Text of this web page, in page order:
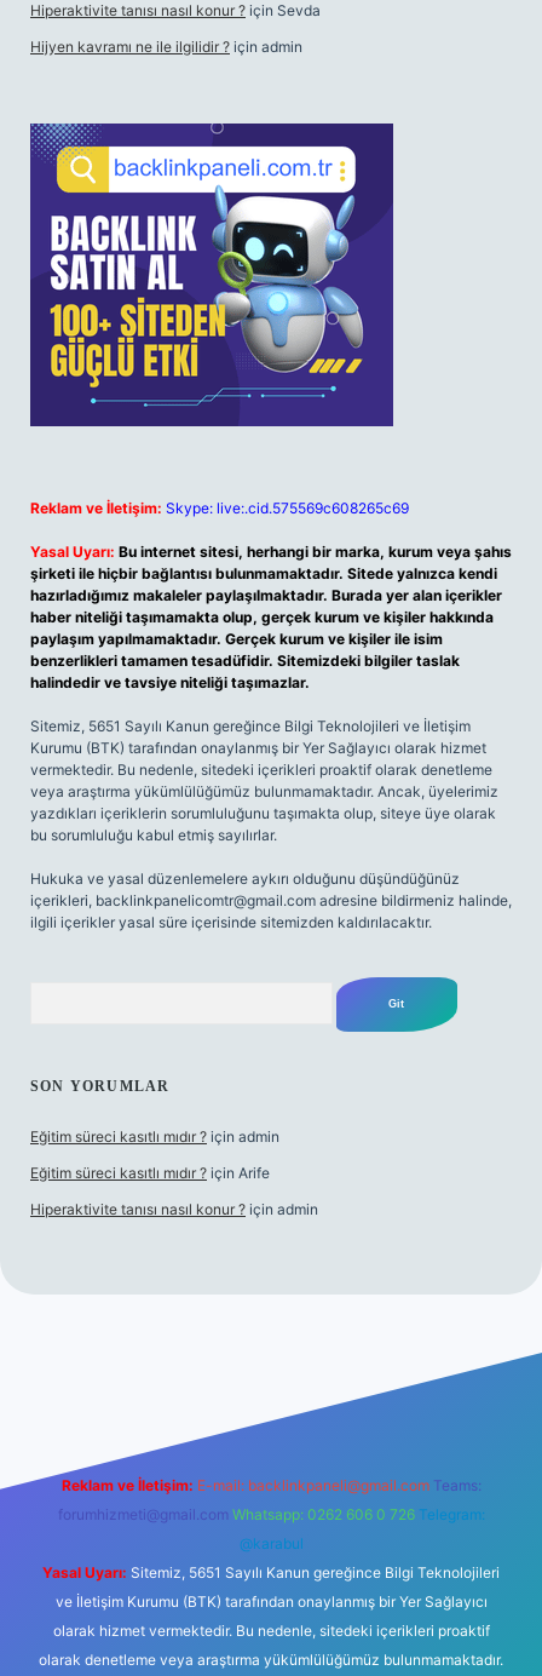
Hiperaktivite tanısı nasıl konur ? için Sevda
Hijyen kavramı ne ile ilgilidir ? için admin
Reklam ve İletişim: Skype: live:.cid.575569c608265c69
Yasal Uyarı: Bu internet sitesi, herhangi bir marka, kurum veya şahıs
şirketi ile hiçbir bağlantısı bulunmamaktadır. Sitede yalnızca kendi
hazırladığımız makaleler paylaşılmaktadır. Burada yer alan içerikler
haber niteliği taşımamakta olup, gerçek kurum ve kişiler hakkında
paylaşım yapılmamaktadır. Gerçek kurum ve kişiler ile isim
benzerlikleri tamamen tesadüfidir. Sitemizdeki bilgiler taslak
halindedir ve tavsiye niteliği taşımazlar.
Sitemiz, 5651 Sayılı Kanun gereğince Bilgi Teknolojileri ve İletişim
Kurumu (BTK) tarafından onaylanmış bir Yer Sağlayıcı olarak hizmet
vermektedir. Bu nedenle, sitedeki içerikleri proaktif olarak denetleme
veya araştırma yükümlülüğümüz bulunmamaktadır. Ancak, üyelerimiz
yazdıkları içeriklerin sorumluluğunu taşımakta olup, siteye üye olarak
bu sorumluluğu kabul etmiş sayılırlar.
Hukuka ve yasal düzenlemelere aykırı olduğunu düşündüğünüz
içerikleri, backlinkpanelicomtr@gmail.com adresine bildirmeniz halinde,
ilgili içerikler yasal süre içerisinde sitemizden kaldırılacaktır.
SON YORUMLAR
Eğitim süreci kasıtlı mıdır ? için admin
Eğitim süreci kasıtlı mıdır ? için Arife
Hiperaktivite tanısı nasıl konur ? için admin
Reklam ve İletişim: E-mail: backlinkpaneli@gmail.com Teams:
forumhizmeti@gmail.com Whatsapp: 0262 606 0 726 Telegram:
@karabul
Yasal Uyarı: Sitemiz, 5651 Sayılı Kanun gereğince Bilgi Teknolojileri
ve İletişim Kurumu (BTK) tarafından onaylanmış bir Yer Sağlayıcı
olarak hizmet vermektedir. Bu nedenle, sitedeki içerikleri proaktif
olarak denetleme veya araştırma yükümlülüğümüz bulunmamaktadır.